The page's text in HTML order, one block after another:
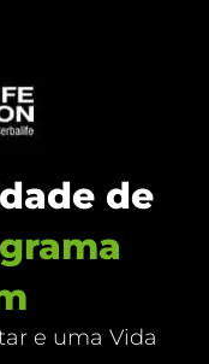
de
e uma Vida